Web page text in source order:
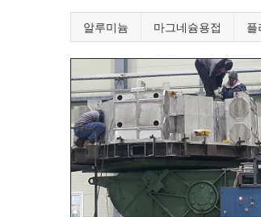
알루미늄 마그네슘용접 플